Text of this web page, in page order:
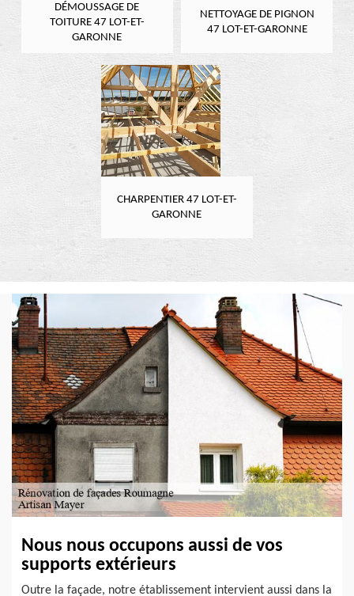
DÉMOUSSAGE DE
TOITURE 47 LOT-ET-
GARONNE
NETTOYAGE DE PIGNON
47 LOT-ET-GARONNE
CHARPENTIER 47 LOT-ET-
GARONNE
Nous nous occupons aussi de vos
supports extérieurs
Outre la façade, notre établissement intervient aussi dans la